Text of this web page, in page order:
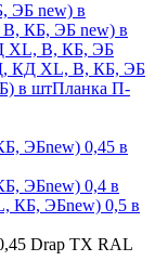
ЭБ new) в
КБ, ЭБ new) в
XL, В, КБ, ЭБ
КД XL, В, КБ, ЭБ
в штПланка П-
ЭБnew) 0,45 в
ЭБnew) 0,4 в
КБ, ЭБnew) 0,5 в
Drap TX RAL